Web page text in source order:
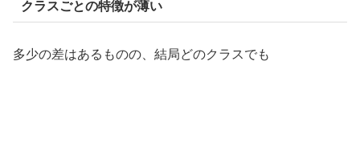
クラスごとの特徴が薄い
多少の差はあるものの、結局どのクラスでも